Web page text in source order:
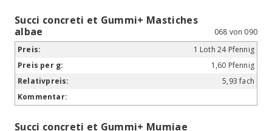
Succi concreti et Gummi+ Mastiches
albae
068 von 090
1 Loth 24 Pfennig
1,60 Pfennig
5,93 fach
Succi concreti et Gummi+ Mumiae